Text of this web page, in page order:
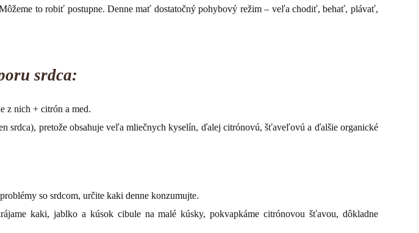
to robiť postupne. Denne mať dostatočný pohybový režim – veľa chodiť, behať, plávať,
srdca:
z nich + citrón a med.
srdca), pretože obsahuje veľa mliečnych kyselín, ďalej citrónovú, šťaveľovú a ďalšie organické
so srdcom, určite kaki denne konzumujte.
kaki, jablko a kúsok cibule na malé kúsky, pokvapkáme citrónovou šťavou, dôkladne